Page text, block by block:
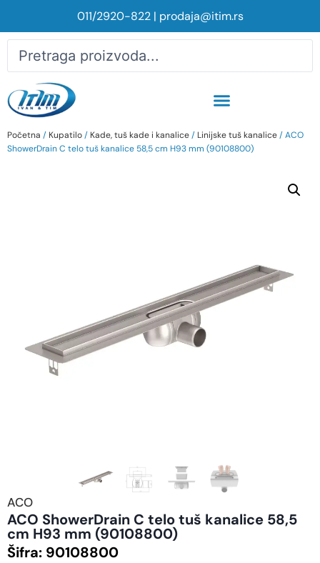
011/2920-822| prodaja@itim.rs
Početna / Kupatilo/ Kade, tuš kade i kanalice/ Linijske tuš kanalice/ ACO
ShowerDrain C telo tuš kanalice 58,5 cm H93 mm (90108800)
ACO
ACO ShowerDrain C telo tuš kanalice 58,5
cm H93 mm (90108800)
Šifra: 90108800